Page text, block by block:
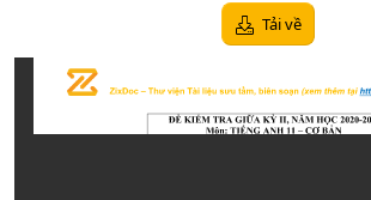
ả
n
s
Tải về